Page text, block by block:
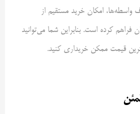
امکان خرید مستقیم از
فراهم کرده است. بنابراین شما می‌توانید
قیمت ممکن خریداری کنید.